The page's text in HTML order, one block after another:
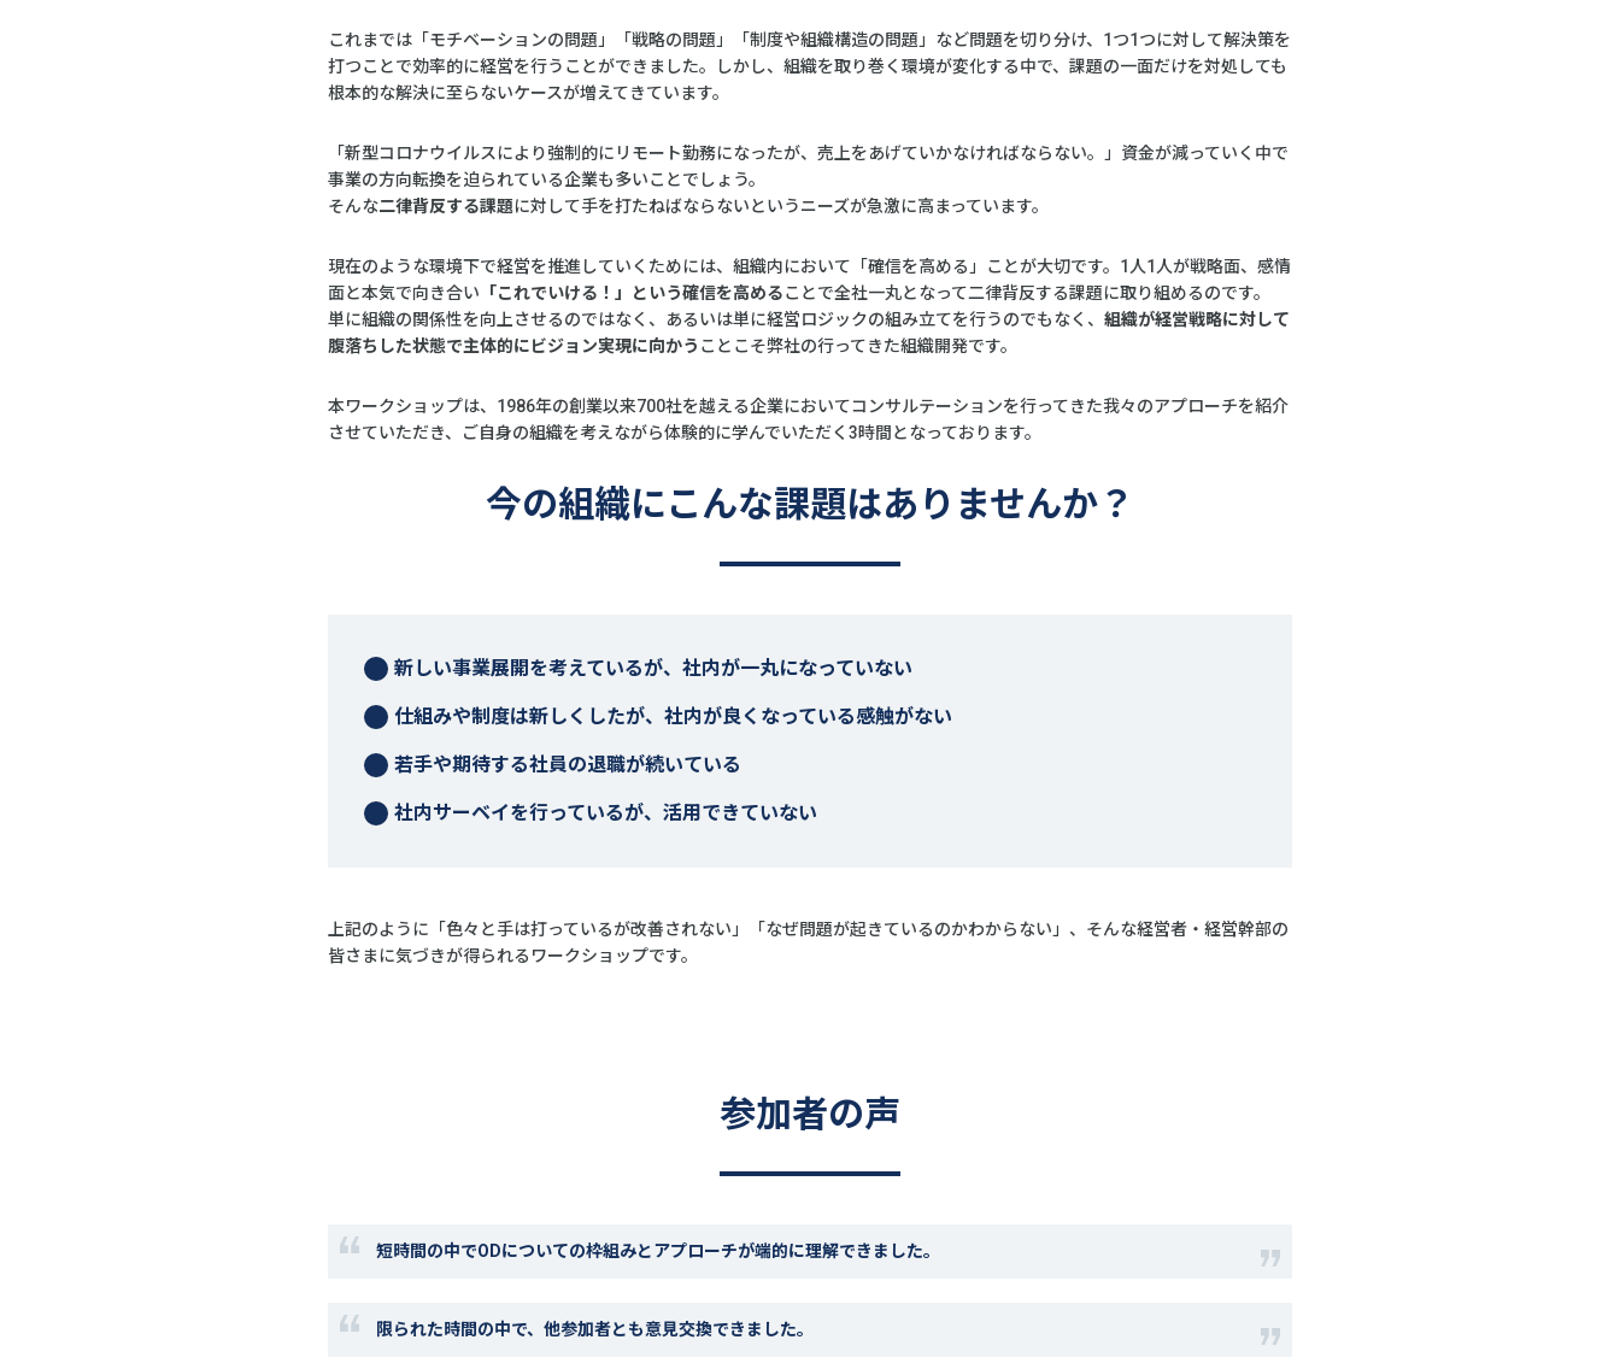
これまでは「モチベーションの問題」「戦略の問題」「制度や組織構造の問題」など問題を切り分け、1つ1つに対して解決策を
打つことで効率的に経営を行うことができました。しかし、組織を取り巻く環境が変化する中で、課題の一面だけを対処しても
根本的な解決に至らないケースが増えてきています。
「新型コロナウイルスにより強制的にリモート勤務になったが、売上をあげていかなければならない。」資金が減っていく中で
事業の方向転換を迫られている企業も多いことでしょう。
そんな二律背反する課題に対して手を打たねばならないというニーズが急激に高まっています。
現在のような環境下で経営を推進していくためには、組織内において「確信を高める」ことが大切です。1人1人が戦略面、感情
面と本気で向き合い 「これでいける！」という確信を高めることで全社一丸となって二律背反する課題に取り組めるのです。
単に組織の関係性を向上させるのではなく、あるいは単に経営ロジックの組み立てを行うのでもなく、 組織が経営戦略に対して
腹落ちした状態で主体的にビジョン実現に向かう ことこそ弊社の行ってきた組織開発です。
本ワークショップは、1986年の創業以来700社を越える企業においてコンサルテーションを行ってきた我々のアプローチを紹介
させていただき、ご自身の組織を考えながら体験的に学んでいただく3時間となっております。
今の組織にこんな課題はありませんか？
新しい事業展開を考えているが、社内が一丸になっていない
仕組みや制度は新しくしたが、社内が良くなっている感触がない
若手や期待する社員の退職が続いている
社内サーベイを行っているが、活用できていない
上記のように「色々と手は打っているが改善されない」「なぜ問題が起きているのかわからない」、そんな経営者・経営幹部の
皆さまに気づきが得られるワークショップです。
参加者の声
短時間の中でODについての枠組みとアプローチが端的に理解できました。
限られた時間の中で、他参加者とも意見交換できました。